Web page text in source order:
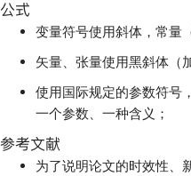
公式
变量符号使用斜体，常量
矢量、张量使用黑斜体（
使用国际规定的参数符号
一个参数、一种含义；
参考文献
为了说明论文的时效性、